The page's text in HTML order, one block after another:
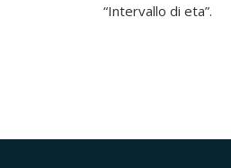
“Intervallo di eta”.